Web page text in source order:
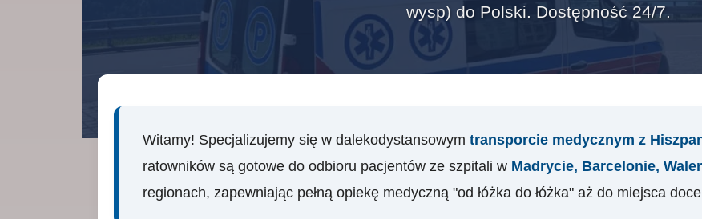
wysp) do Polski. Dostępność 24/7.
Witamy! Specjalizujemy się w dalekodystansowym transporcie medycznym z
ratowników są gotowe do odbioru pacjentów ze szpitali w Madrycie, Barcelonie,
regionach, zapewniając pełną opiekę medyczną "od łóżka do łóżka" aż do miejsca